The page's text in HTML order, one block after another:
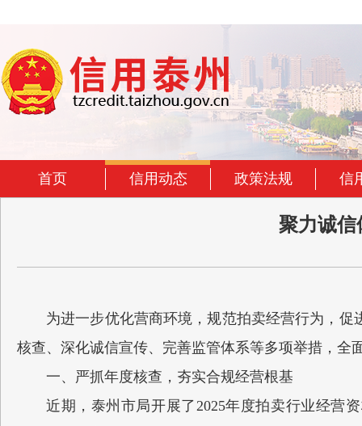
首页 信用动态 政策法规 信
聚力诚信
为进一步优化营商环境，规范拍卖经营行为，
核查、深化诚信宣传、完善监管体系等多项举措，
一、严抓年度核查，夯实合规经营根基
近期，泰州市局开展了2025年度拍卖行业经营